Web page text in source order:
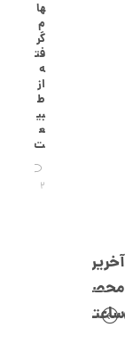
ها
م
گر
فت
ه
از
ط
بی
ع
ت
2
آخرین
محصولات
ساعتچی
ه
ک
C
R
8
8
,
0
0
0
ت
و
م